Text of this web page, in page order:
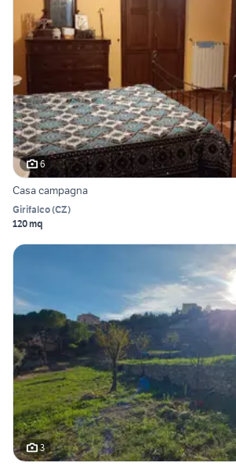
6
Casa campagna
Girifalco(CZ)
120 mq
3